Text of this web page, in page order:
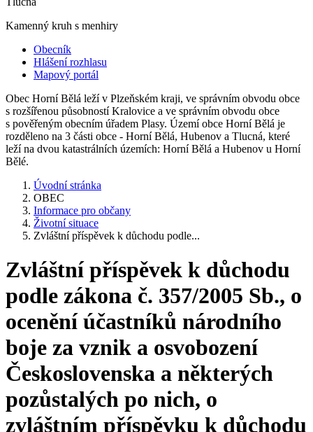
Kamenný kruh s menhiry
Obecník
Hlášení rozhlasu
Mapový portál
Obec Horní Bělá leží v Plzeňském kraji, ve správním obvodu obce
s rozšířenou působností Kralovice a ve správním obvodu obce
s pověřeným obecním úřadem Plasy. Území obce Horní Bělá je
rozděleno na 3 části obce - Horní Bělá, Hubenov a Tlucná, které
leží na dvou katastrálních územích: Horní Bělá a Hubenov u Horní
Bělé.
Úvodní stránka
OBEC
Informace pro občany
Životní situace
Zvláštní příspěvek k důchodu podle...
Zvláštní příspěvek k důchodu
podle zákona č. 357/2005 Sb., o
ocenění účastníků národního
boje za vznik a osvobození
Československa a některých
pozůstalých po nich, o
zvláštním příspěvku k důchodu